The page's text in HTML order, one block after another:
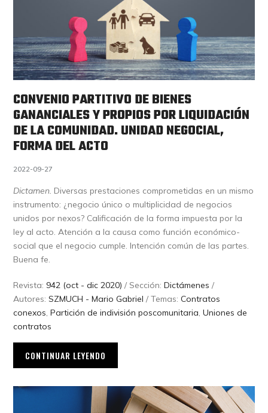
CONVENIO PARTITIVO DE BIENES
GANANCIALES Y PROPIOS POR LIQUIDACIÓN
DE LA COMUNIDAD. UNIDAD NEGOCIAL,
FORMA DEL ACTO
2022-09-27
Dictamen. Diversas prestaciones comprometidas en un mismo
instrumento: ¿negocio único o multiplicidad de negocios
unidos por nexos? Calificación de la forma impuesta por la
ley al acto. Atención a la causa como función económico-
social que el negocio cumple. Intención común de las partes.
Buena fe.
Revista: 942 (oct - dic 2020) / Sección:Dictámenes /
Autores:SZMUCH - Mario Gabriel / Temas:Contratos
conexos,Partición de indivisión poscomunitaria,Uniones de
contratos
CONTINUAR LEYENDO